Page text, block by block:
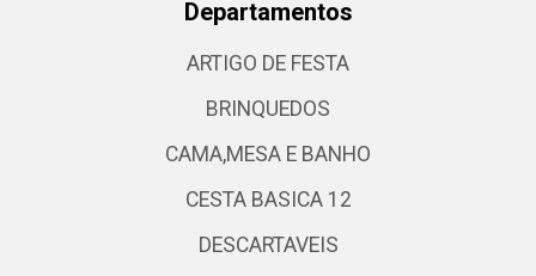
Departamentos
ARTIGO DE FESTA
BRINQUEDOS
CAMA,MESA E BANHO
CESTA BASICA 12
DESCARTAVEIS